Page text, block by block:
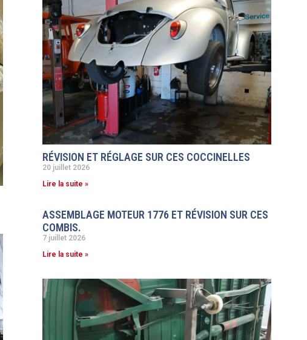
RÉVISION ET RÉGLAGE SUR CES COCCINELLES
20 juillet 2026
Lire la suite »
ASSEMBLAGE MOTEUR 1776 ET RÉVISION SUR CES
COMBIS.
7 juillet 2026
Lire la suite »